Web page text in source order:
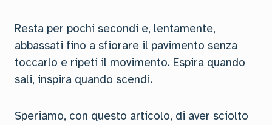
Resta per pochi secondi e, lentamente,
abbassati fino a sfiorare il pavimento senza
toccarlo e ripeti il movimento. Espira quando
sali, inspira quando scendi.
Speriamo, con questo articolo, di aver sciolto